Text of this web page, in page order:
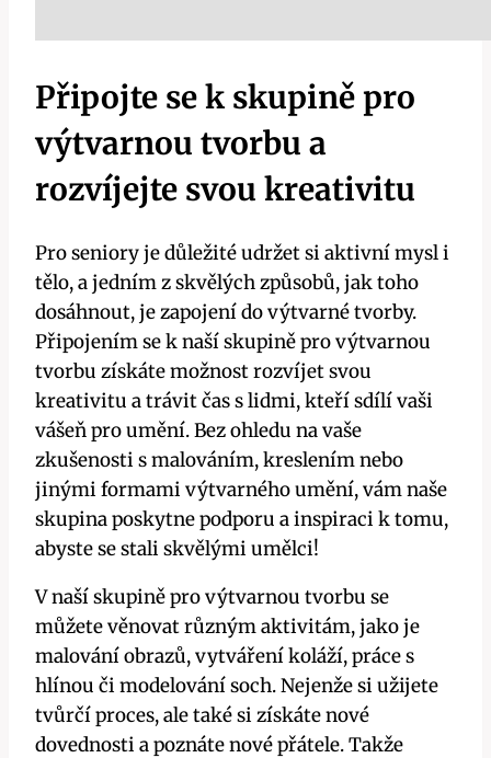
Připojte se k skupině pro
výtvarnou tvorbu a
rozvíjejte svou kreativitu
Pro seniory je důležité udržet si aktivní mysl i
tělo, a jedním z skvělých způsobů, jak toho
dosáhnout, je zapojení do výtvarné tvorby.
Připojením se k naší skupině pro výtvarnou
tvorbu získáte možnost rozvíjet svou
kreativitu a trávit čas s lidmi, kteří sdílí vaši
vášeň pro umění. Bez ohledu na vaše
zkušenosti s malováním, kreslením nebo
jinými formami výtvarného umění, vám naše
skupina poskytne podporu a inspiraci k tomu,
abyste se stali skvělými umělci!
V naší skupině pro výtvarnou tvorbu se
můžete věnovat různým aktivitám, jako je
malování obrazů, vytváření koláží, práce s
hlínou či modelování soch. Nejenže si užijete
tvůrčí proces, ale také si získáte nové
dovednosti a poznáte nové přátele. Takže